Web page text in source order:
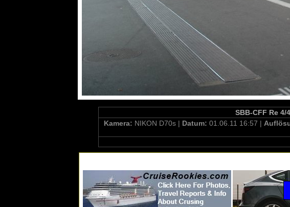
SBB-CFF Re 4/
Kamera: NIKON D70s | Datum: 01.06.11 16:57 |